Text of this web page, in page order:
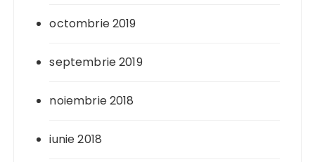
octombrie 2019
septembrie 2019
noiembrie 2018
iunie 2018